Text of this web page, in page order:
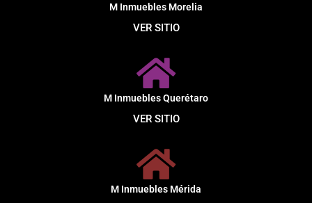
M Inmuebles Morelia
VER SITIO
M Inmuebles Querétaro
VER SITIO
M Inmuebles Mérida